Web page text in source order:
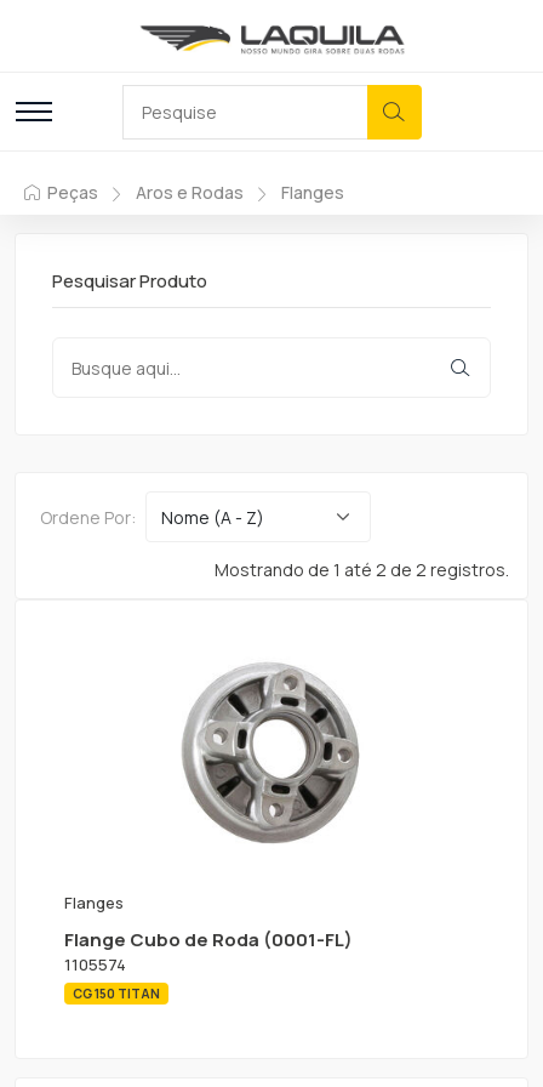
Peças Aros e Rodas Flanges
Pesquisar Produto
Ordene Por:
Mostrando de 1 até 2 de 2 registros.
Flanges
Flange Cubo de Roda (0001-FL)
1105574
CG 150 TITAN